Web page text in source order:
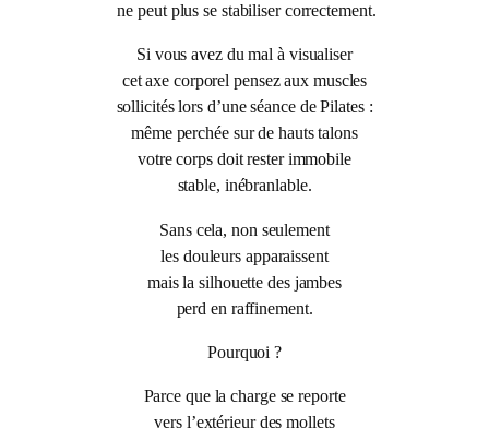
ne peut plus se stabiliser correctement.
Si vous avez du mal à visualiser
cet axe corporel pensez aux muscles
sollicités lors d’une séance de Pilates :
même perchée sur de hauts talons
votre corps doit rester immobile
stable, inébranlable.
Sans cela, non seulement
les douleurs apparaissent
mais la silhouette des jambes
perd en raffinement.
Pourquoi ?
Parce que la charge se reporte
vers l’extérieur des mollets